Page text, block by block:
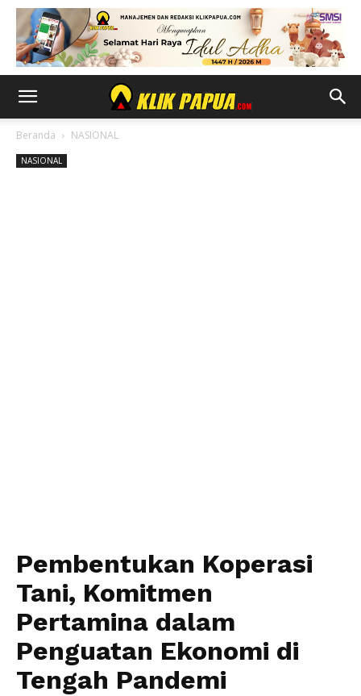
Beranda NASIONAL
NASIONAL
Pembentukan Koperasi
Tani, Komitmen
Pertamina dalam
Penguatan Ekonomi di
Tengah Pandemi